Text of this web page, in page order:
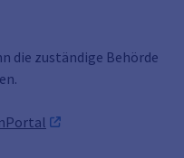
die zuständige Behörde